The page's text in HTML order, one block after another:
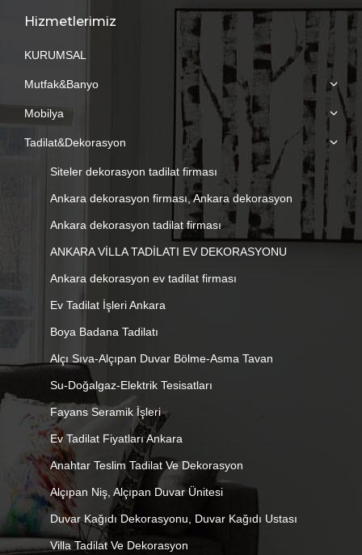
opens
window
opens
window
opens
window
opens
Hizmetlerimiz
KURUMSAL
Mutfak&Banyo
Mobilya
Tadilat&Dekorasyon
Siteler dekorasyon tadilat firması
Ankara dekorasyon firması, Ankara dekorasyon
Ankara dekorasyon tadilat firması
ANKARA VİLLA TADİLATI EV DEKORASYONU
Ankara dekorasyon ev tadilat firması
Ev Tadilat İşleri Ankara
Boya Badana Tadilatı
Alçı Sıva-Alçıpan Duvar Bölme-Asma Tavan
Su-Doğalgaz-Elektrik Tesisatları
Fayans Seramik İşleri
Ev Tadilat Fiyatları Ankara
Anahtar Teslim Tadilat Ve Dekorasyon
Alçıpan Niş, Alçıpan Duvar Ünitesi
Duvar Kağıdı Dekorasyonu, Duvar Kağıdı Ustası
Villa Tadilat Ve Dekorasyon